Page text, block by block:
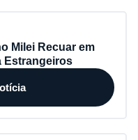
Milei Recuar em
Estrangeiros